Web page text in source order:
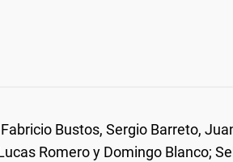
Bustos, Sergio Barreto,
Romero y Domingo Blanco;